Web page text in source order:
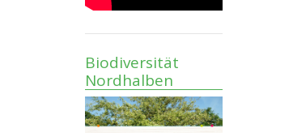
Biodiversität
Nordhalben